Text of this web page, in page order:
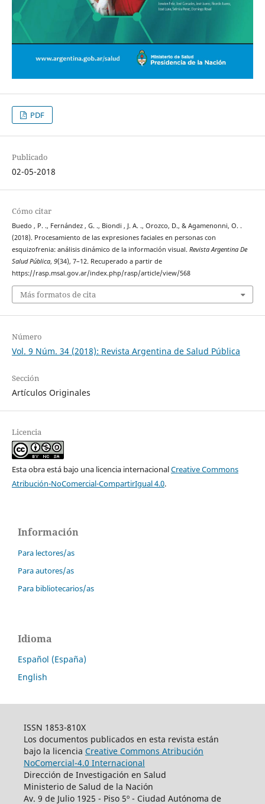
PDF
Publicado
02-05-2018
Cómo citar
Buedo , P. ., Fernández , G. ., Biondi , J. A. ., Orozco, D., & Agamenonni, O. .
(2018). Procesamiento de las expresiones faciales en personas con
esquizofrenia: análisis dinámico de la información visual. Revista Argentina De
Salud Pública, 9(34), 7–12. Recuperado a partir de
https://rasp.msal.gov.ar/index.php/rasp/article/view/568
Más formatos de cita
Número
Vol. 9 Núm. 34 (2018): Revista Argentina de Salud Pública
Sección
Artículos Originales
Licencia
Esta obra está bajo una licencia internacionalCreative Commons
Atribución-NoComercial-CompartirIgual 4.0.
Información
Para lectores/as
Para autores/as
Para bibliotecarios/as
Idioma
Español (España)
English
ISSN 1853-810X
Los documentos publicados en esta revista están
bajo la licencia Creative Commons Atribución
NoComercial-4.0 Internacional
Dirección de Investigación en Salud
Ministerio de Salud de la Nación
Av. 9 de Julio 1925 - Piso 5º - Ciudad Autónoma de